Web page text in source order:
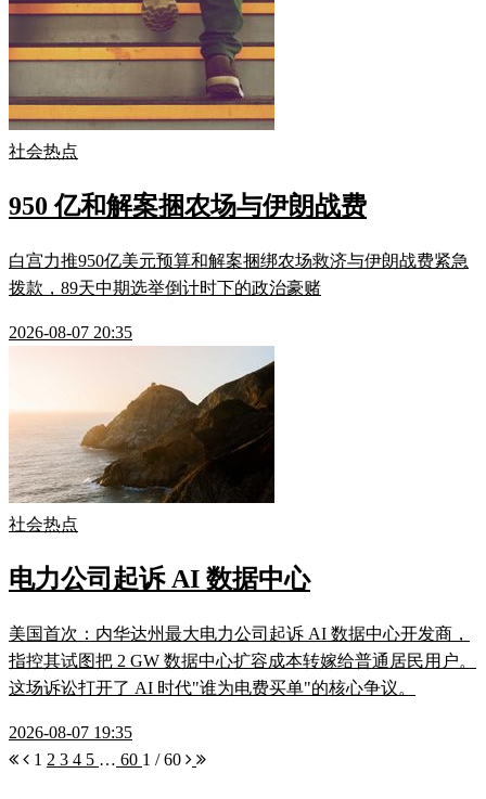
社会热点
950 亿和解案捆农场与伊朗战费
白宫力推950亿美元预算和解案捆绑农场救济与伊朗战费紧急
拨款，89天中期选举倒计时下的政治豪赌
2026-08-07 20:35
社会热点
电力公司起诉 AI 数据中心
美国首次：内华达州最大电力公司起诉 AI 数据中心开发商，
指控其试图把 2 GW 数据中心扩容成本转嫁给普通居民用户。
这场诉讼打开了 AI 时代"谁为电费买单"的核心争议。
2026-08-07 19:35
1 2 3 4 5 … 60 1 / 60